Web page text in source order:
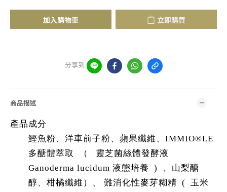
加入購物車 立即購買
分享到
商品描述
產品成分
鰹魚粉、洋車前子粉、蘋果纖維、IMMIO®LE
多醣體萃取 （ 靈芝菌絲體發酵液
Ganoderma lucidum 液態培養 ) 、山梨醣
醇、柑橘纖維）、 難消化性麥芽糊精 ( 玉米